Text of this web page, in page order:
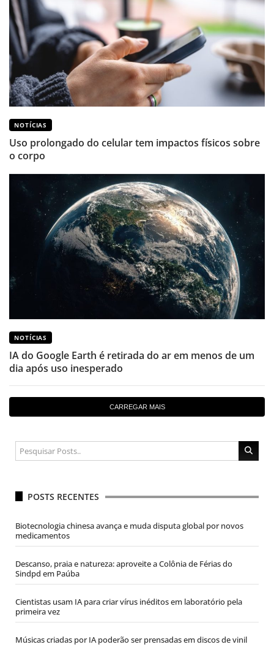
NOTÍCIAS
Uso prolongado do celular tem impactos físicos sobre
o corpo
NOTÍCIAS
IA do Google Earth é retirada do ar em menos de um
dia após uso inesperado
CARREGAR MAIS
POSTS RECENTES
Biotecnologia chinesa avança e muda disputa global por novos
medicamentos
Descanso, praia e natureza: aproveite a Colônia de Férias do
Sindpd em Paúba
Cientistas usam IA para criar vírus inéditos em laboratório pela
primeira vez
Músicas criadas por IA poderão ser prensadas em discos de vinil